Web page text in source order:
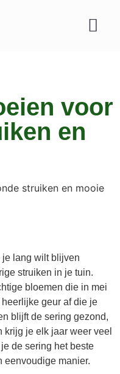
voor
en
lang wilt blijven
struiken in je tuin.
bloemen die in mei
geur af die je
blijft de sering gezond,
je elk jaar weer veel
de sering het beste
eenvoudige manier.